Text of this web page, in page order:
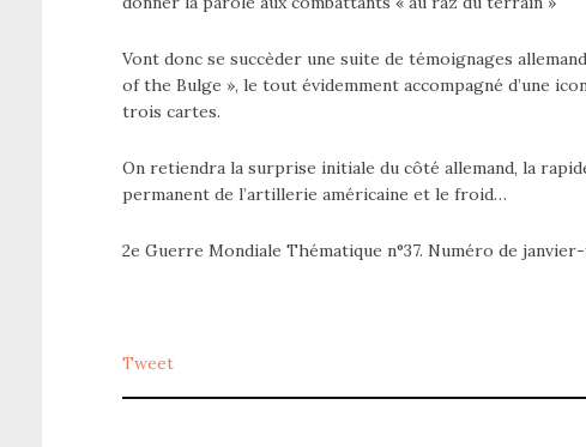
Vont donc se succèder une suite de témoignages
of the Bulge », le tout évidemment accompagné d’une
trois cartes.
On retiendra la surprise initiale du côté allemand, la
permanent de l’artillerie américaine et le froid…
2e Guerre Mondiale Thématique n°37. Numéro de
Tweet